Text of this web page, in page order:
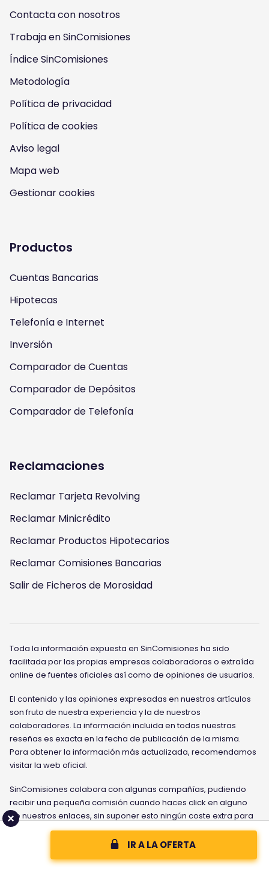
IR A LA OFERTA
w
u
s
o
n
n
s
a
a
m
w
u
s
o
n
o
u
u
w
u
s
o
n
a
c
b
k
w
u
s
n
i
t
Contacta con nosotros
Trabaja en SinComisiones
Índice SinComisiones
Metodología
Política de privacidad
Política de cookies
Aviso legal
Mapa web
Gestionar cookies
Productos
Cuentas Bancarias
Hipotecas
Telefonía e Internet
Inversión
Comparador de Cuentas
Comparador de Depósitos
Comparador de Telefonía
Reclamaciones
Reclamar Tarjeta Revolving
Reclamar Minicrédito
Reclamar Productos Hipotecarios
Reclamar Comisiones Bancarias
Salir de Ficheros de Morosidad
Toda la información expuesta en SinComisiones ha sido
facilitada por las propias empresas colaboradoras o extraída
online de fuentes oficiales así como de opiniones de usuarios.
El contenido y las opiniones expresadas en nuestros artículos
son fruto de nuestra experiencia y la de nuestros
colaboradores. La información incluida en todas nuestras
reseñas es exacta en la fecha de publicación de la misma.
Para obtener la información más actualizada, recomendamos
visitar la web oficial.
SinComisiones colabora con algunas compañías, pudiendo
recibir una pequeña comisión cuando haces click en alguno
de nuestros enlaces, sin suponer esto ningún coste extra para
ti. Esto no afecta a nuestros artículos de opinión y nos ayuda a
mantenernos como una entidad 100% independiente.